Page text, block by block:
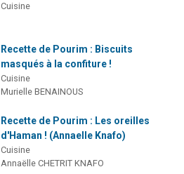
Cuisine
Recette de Pourim : Biscuits
masqués à la confiture !
Cuisine
Murielle BENAINOUS
Recette de Pourim : Les oreilles
d'Haman ! (Annaelle Knafo)
Cuisine
Annaëlle CHETRIT KNAFO